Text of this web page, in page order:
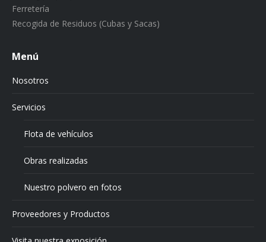
Ferretería
Recogida de Residuos (Cubas y Sacas)
Menú
Nosotros
Servicios
Flota de vehículos
Obras realizadas
Nuestro polvero en fotos
Proveedores y Productos